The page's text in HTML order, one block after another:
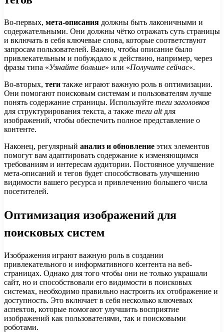
Во-первых, мета-описания должны быть лаконичными и
содержательными. Они должны чётко отражать суть страницы
и включать в себя ключевые слова, которые соответствуют
запросам пользователей. Важно, чтобы описание было
привлекательным и побуждало к действию, например, через
фразы типа «Узнайте больше» или «Получите сейчас«.
Во-вторых, теги также играют важную роль в оптимизации.
Они помогают поисковым системам и пользователям лучше
понять содержание страницы. Используйте теги заголовков
для структурирования текста, а также теги altдля
изображений, чтобы обеспечить полное представление о
контенте.
Наконец, регулярный анализ и обновление этих элементов
помогут вам адаптировать содержание к изменяющимся
требованиям и интересам аудитории. Постоянное улучшение
мета-описаний и тегов будет способствовать улучшению
видимости вашего ресурса и привлечению большего числа
посетителей.
Оптимизация изображений для
поисковых систем
Изображения играют важную роль в создании
привлекательного и информативного контента на веб-
страницах. Однако для того чтобы они не только украшали
сайт, но и способствовали его видимости в поисковых
системах, необходимо правильно настроить их отображение и
доступность. Это включает в себя несколько ключевых
аспектов, которые помогают улучшить восприятие
изображений как пользователями, так и поисковыми
роботами.